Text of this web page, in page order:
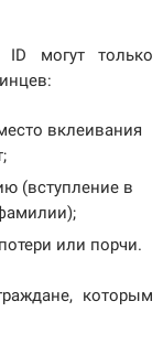
ID могут только
вклеивания
(вступление в
или порчи.
которым